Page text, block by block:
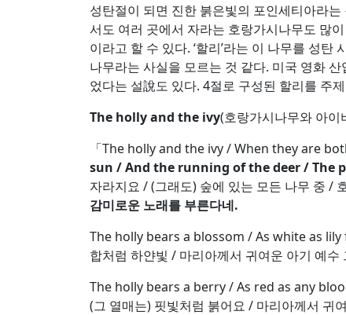
성탄절이 되면 진한 붉은빛의 포인세티아라
서도 여러 곳에서 자라는 호랑가시나무도 많
이라고 할 수 있다. ‘할리’라는 이 나무를 성
나무라는 사실을 모르는 것 같다. 미국 영화
었다는 설說도 있다. 4절로 구성된 할리를 주
The holly and the ivy(호랑가시나무와 아이
「The holly and the ivy / When they are
sun / And the running of the deer / The
자라지요 / (그래도) 숲에 있는 모든 나무 중 /
감미로운 노래를 부른다네.
The holly bears a blossom / As white as
합처럼 하얀빛 / 마리아께서 귀여운 아기 예
The holly bears a berry / As red as any
(그 열매는) 핏빛처럼 붉어요 / 마리아께서 귀